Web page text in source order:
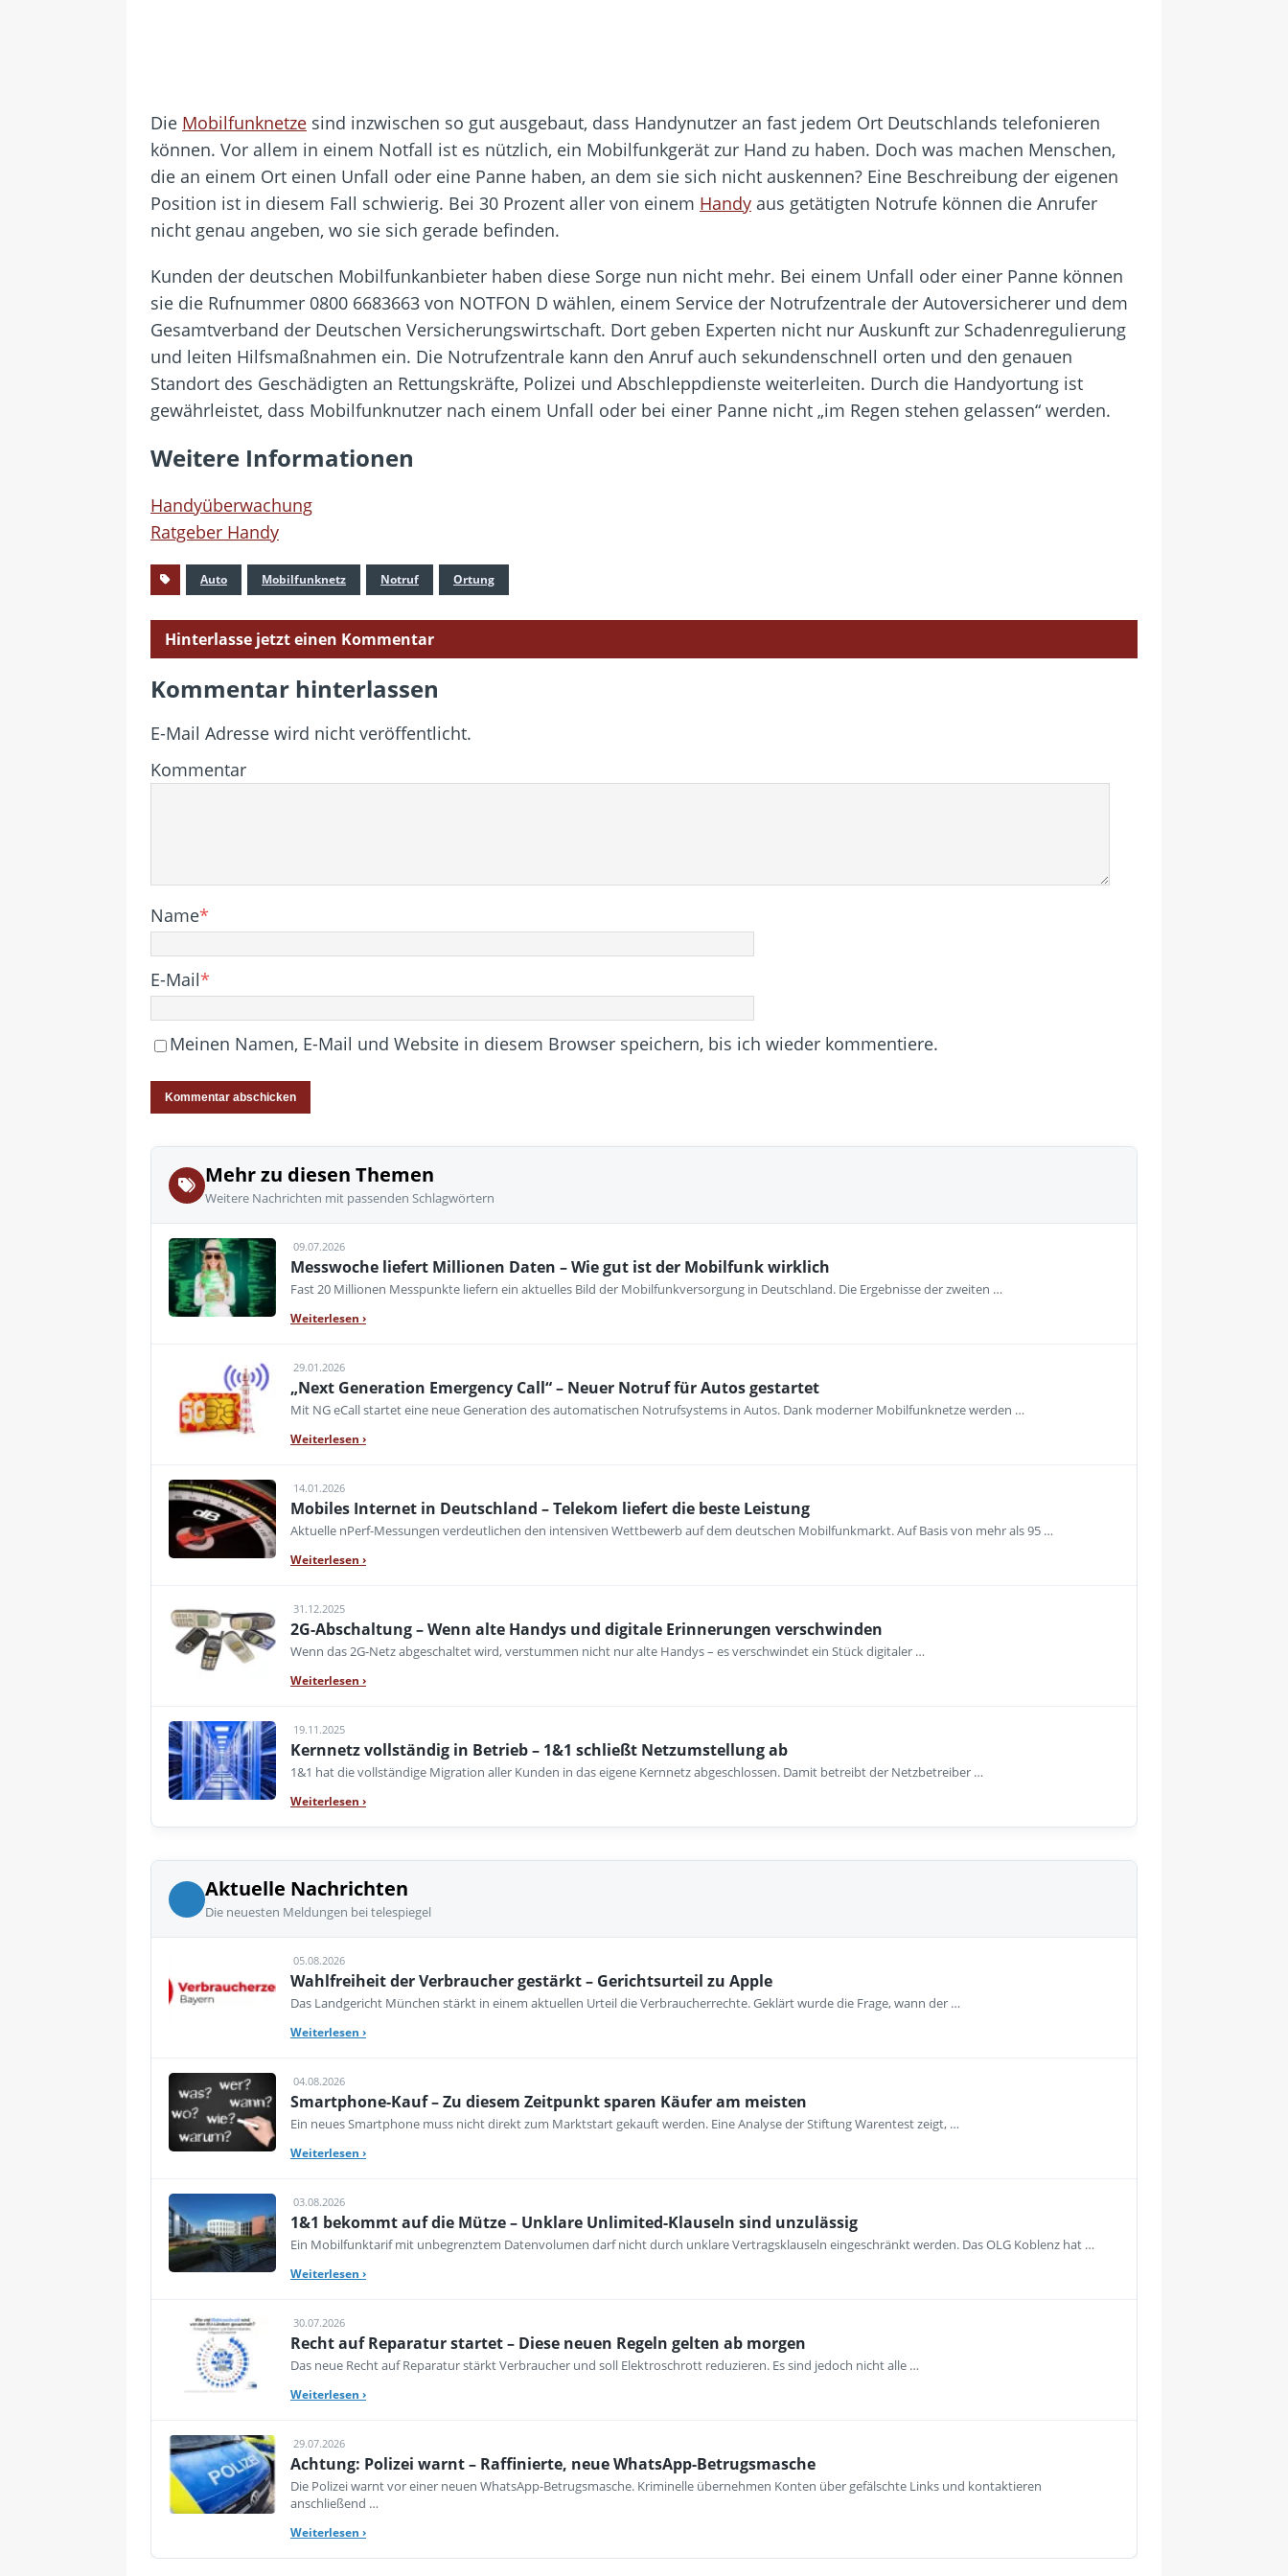
Die Mobilfunknetze sind inzwischen so gut ausgebaut, dass Handynutzer an fast jedem Ort Deutschlands telefonieren
können. Vor allem in einem Notfall ist es nützlich, ein Mobilfunkgerät zur Hand zu haben. Doch was machen Menschen,
die an einem Ort einen Unfall oder eine Panne haben, an dem sie sich nicht auskennen? Eine Beschreibung der eigenen
Position ist in diesem Fall schwierig. Bei 30 Prozent aller von einem Handy aus getätigten Notrufe können die Anrufer
nicht genau angeben, wo sie sich gerade befinden.
Kunden der deutschen Mobilfunkanbieter haben diese Sorge nun nicht mehr. Bei einem Unfall oder einer Panne können
sie die Rufnummer 0800 6683663 von NOTFON D wählen, einem Service der Notrufzentrale der Autoversicherer und dem
Gesamtverband der Deutschen Versicherungswirtschaft. Dort geben Experten nicht nur Auskunft zur Schadenregulierung
und leiten Hilfsmaßnahmen ein. Die Notrufzentrale kann den Anruf auch sekundenschnell orten und den genauen
Standort des Geschädigten an Rettungskräfte, Polizei und Abschleppdienste weiterleiten. Durch die Handyortung ist
gewährleistet, dass Mobilfunknutzer nach einem Unfall oder bei einer Panne nicht „im Regen stehen gelassen“ werden.
Weitere Informationen
Handyüberwachung
Ratgeber Handy
Auto Mobilfunknetz Notruf Ortung
Hinterlasse jetzt einen Kommentar
Kommentar hinterlassen
E-Mail Adresse wird nicht veröffentlicht.
Kommentar
Name*
E-Mail*
Meinen Namen, E-Mail und Website in diesem Browser speichern, bis ich wieder kommentiere.
Mehr zu diesen Themen
Weitere Nachrichten mit passenden Schlagwörtern
09.07.2026
Messwoche liefert Millionen Daten – Wie gut ist der Mobilfunk wirklich
Fast 20 Millionen Messpunkte liefern ein aktuelles Bild der Mobilfunkversorgung in Deutschland. Die Ergebnisse der zweiten …
Weiterlesen ›
29.01.2026
„Next Generation Emergency Call“ – Neuer Notruf für Autos gestartet
Mit NG eCall startet eine neue Generation des automatischen Notrufsystems in Autos. Dank moderner Mobilfunknetze werden …
Weiterlesen ›
14.01.2026
Mobiles Internet in Deutschland – Telekom liefert die beste Leistung
Aktuelle nPerf-Messungen verdeutlichen den intensiven Wettbewerb auf dem deutschen Mobilfunkmarkt. Auf Basis von mehr als 95 …
Weiterlesen ›
31.12.2025
2G-Abschaltung – Wenn alte Handys und digitale Erinnerungen verschwinden
Wenn das 2G-Netz abgeschaltet wird, verstummen nicht nur alte Handys – es verschwindet ein Stück digitaler …
Weiterlesen ›
19.11.2025
Kernnetz vollständig in Betrieb – 1&1 schließt Netzumstellung ab
1&1 hat die vollständige Migration aller Kunden in das eigene Kernnetz abgeschlossen. Damit betreibt der Netzbetreiber …
Weiterlesen ›
Aktuelle Nachrichten
Die neuesten Meldungen bei telespiegel
05.08.2026
Wahlfreiheit der Verbraucher gestärkt – Gerichtsurteil zu Apple
Das Landgericht München stärkt in einem aktuellen Urteil die Verbraucherrechte. Geklärt wurde die Frage, wann der …
Weiterlesen ›
04.08.2026
Smartphone-Kauf – Zu diesem Zeitpunkt sparen Käufer am meisten
Ein neues Smartphone muss nicht direkt zum Marktstart gekauft werden. Eine Analyse der Stiftung Warentest zeigt, …
Weiterlesen ›
03.08.2026
1&1 bekommt auf die Mütze – Unklare Unlimited-Klauseln sind unzulässig
Ein Mobilfunktarif mit unbegrenztem Datenvolumen darf nicht durch unklare Vertragsklauseln eingeschränkt werden. Das OLG Koblenz hat …
Weiterlesen ›
30.07.2026
Recht auf Reparatur startet – Diese neuen Regeln gelten ab morgen
Das neue Recht auf Reparatur stärkt Verbraucher und soll Elektroschrott reduzieren. Es sind jedoch nicht alle …
Weiterlesen ›
29.07.2026
Achtung: Polizei warnt – Raffinierte, neue WhatsApp-Betrugsmasche
Die Polizei warnt vor einer neuen WhatsApp-Betrugsmasche. Kriminelle übernehmen Konten über gefälschte Links und kontaktieren
anschließend …
Weiterlesen ›